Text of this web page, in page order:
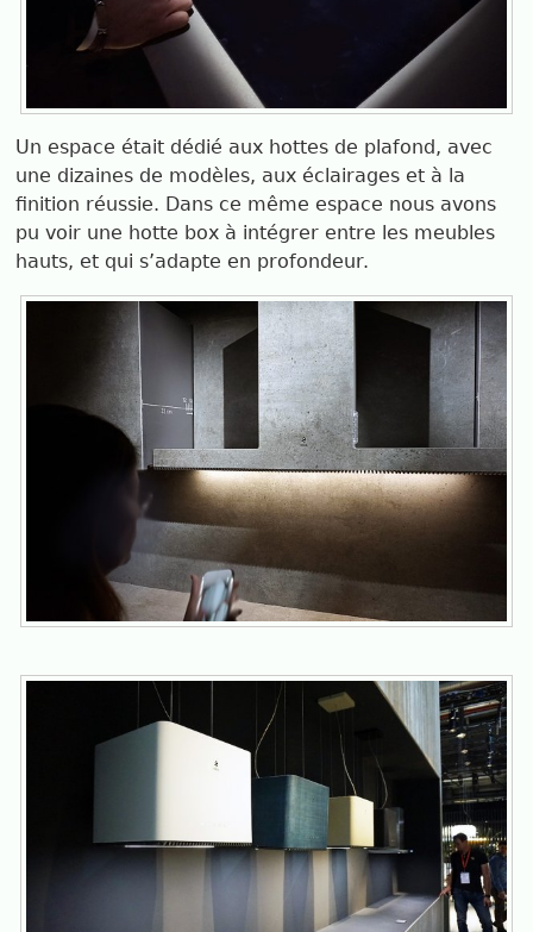
Un espace était dédié aux hottes de plafond, avec
une dizaines de modèles, aux éclairages et à la
finition réussie. Dans ce même espace nous avons
pu voir une hotte box à intégrer entre les meubles
hauts, et qui s’adapte en profondeur.